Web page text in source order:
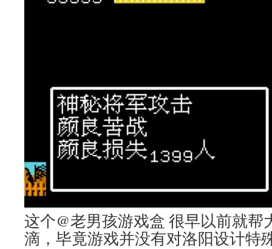
这个@老男孩游戏盒 很早以前就帮
滴，毕竟游戏并没有对洛阳设计特